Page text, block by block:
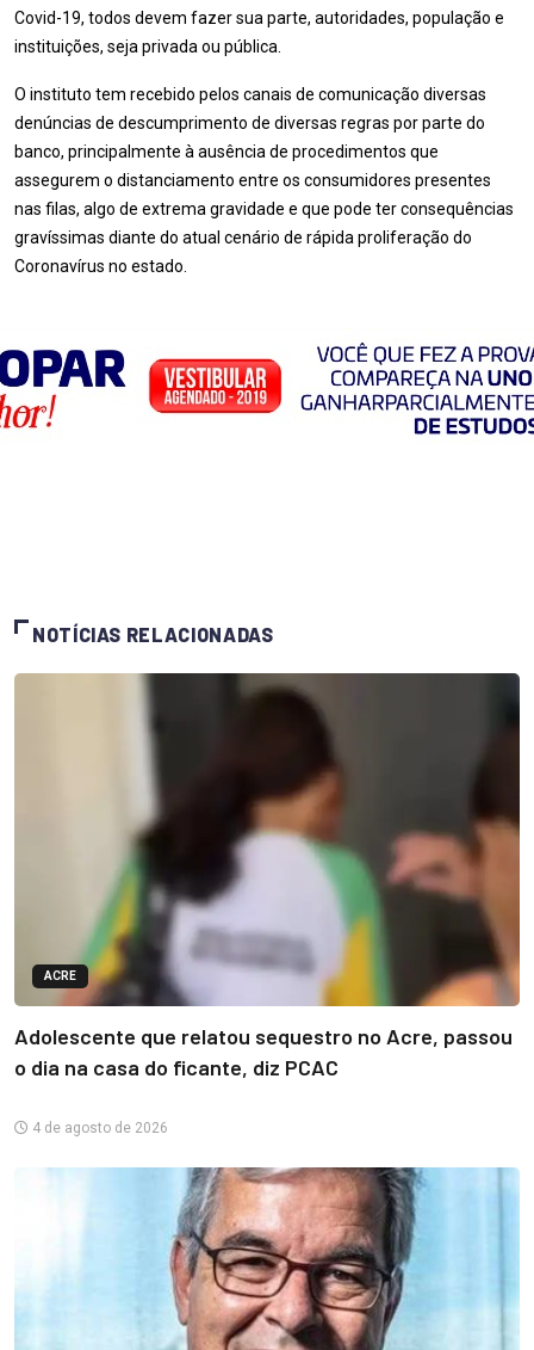
Covid-19, todos devem fazer sua parte, autoridades, população e
instituições, seja privada ou pública.
O instituto tem recebido pelos canais de comunicação diversas
denúncias de descumprimento de diversas regras por parte do
banco, principalmente à ausência de procedimentos que
assegurem o distanciamento entre os consumidores presentes
nas filas, algo de extrema gravidade e que pode ter consequências
gravíssimas diante do atual cenário de rápida proliferação do
Coronavírus no estado.
NOTÍCIAS RELACIONADAS
ACRE
Adolescente que relatou sequestro no Acre, passou
o dia na casa do ficante, diz PCAC
4 de agosto de 2026